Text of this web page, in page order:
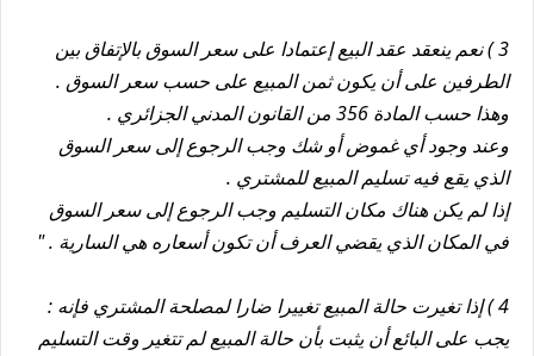
3 ) نعم ينعقد عقد البيع إعتمادا على سعر السوق بالإتفاق بين
الطرفين على أن يكون ثمن المبيع على حسب سعر السوق .
وهذا حسب المادة 356 من القانون المدني الجزائري .
وعند وجود أي غموض أو شك وجب الرجوع إلى سعر السوق
الذي يقع فيه تسليم المبيع للمشتري .
إذا لم يكن هناك مكان التسليم وجب الرجوع إلى سعر السوق
في المكان الذي يقضي العرف أن تكون أسعاره هي السارية . "
4 ) إذا تغيرت حالة المبيع تغييرا ضارا لمصلحة المشتري فإنه :
يجب على البائع أن يثبت بأن حالة المبيع لم تتغير وقت التسليم